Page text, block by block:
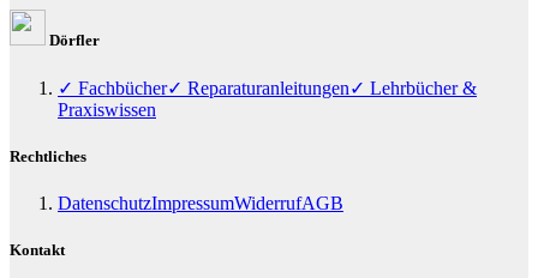
Dörfler
✓ Fachbücher✓ Reparaturanleitungen✓ Lehrbücher &
Praxiswissen
Rechtliches
DatenschutzImpressumWiderrufAGB
Kontakt